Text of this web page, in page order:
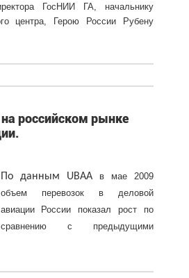
ГосНИИ ГА, начальнику
центра, Герою России Рубену
российском рынке
По данным UBAAв мае 2009
объем перевозок в деловой
авиации России показал рост по
сравнению с предыдущими